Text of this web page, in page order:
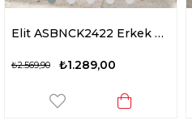
Elit ASBNCK2422 Erkek Casual Ayakkabı Bej
₺1.289,00
₺2.569,90